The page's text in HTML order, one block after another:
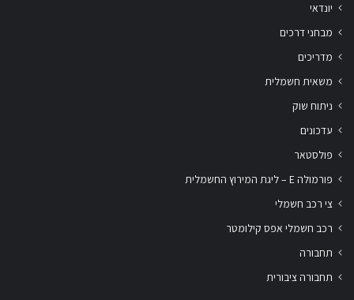
יונדאי
מבחני דרכים
מדריכים
משאית חשמלית
ניתוח שוק
עדכונים
פולסטאר
פורמולה E – ליגת המירוץ החשמלית
צי רכב חשמלי
רכב חשמלי אפס קילומטר
תחבורה
תחבורה ציבורית